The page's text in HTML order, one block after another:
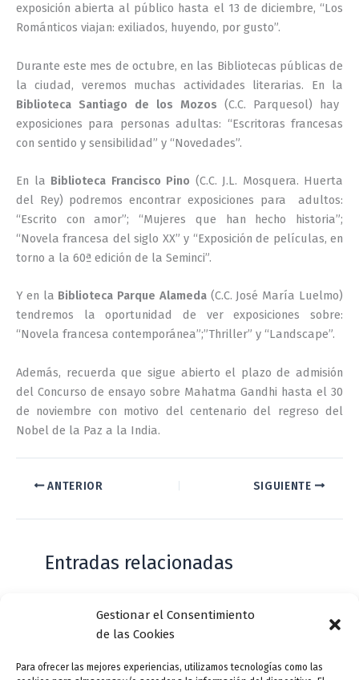
Gestionar el Consentimiento
de las Cookies
Para ofrecer las mejores experiencias, utilizamos tecnologías como las
exposición abierta al público hasta el 13 de diciembre, “Los
Románticos viajan: exiliados, huyendo, por gusto”.
Durante este mes de octubre, en las Bibliotecas públicas de
la ciudad, veremos muchas actividades literarias. En la
Biblioteca Santiago de los Mozos (C.C. Parquesol) hay
exposiciones para personas adultas: “Escritoras francesas
con sentido y sensibilidad” y “Novedades”.
En la Biblioteca Francisco Pino (C.C. J.L. Mosquera. Huerta
del Rey) podremos encontrar exposiciones para adultos:
“Escrito con amor”; “Mujeres que han hecho historia”;
“Novela francesa del siglo XX” y “Exposición de películas, en
torno a la 60ª edición de la Seminci”.
Y en la Biblioteca Parque Alameda(C.C. José María Luelmo)
tendremos la oportunidad de ver exposiciones sobre:
“Novela francesa contemporánea”;”Thriller” y “Landscape”.
Además, recuerda que sigue abierto el plazo de admisión
del Concurso de ensayo sobre Mahatma Gandhi hasta el 30
de noviembre con motivo del centenario del regreso del
Nobel de la Paz a la India.
ANTERIOR SIGUIENTE
Entradas relacionadas
Casa de Zorrilla conmemorarán el 168
aniversario del estreno de Don Juan
Tenorio